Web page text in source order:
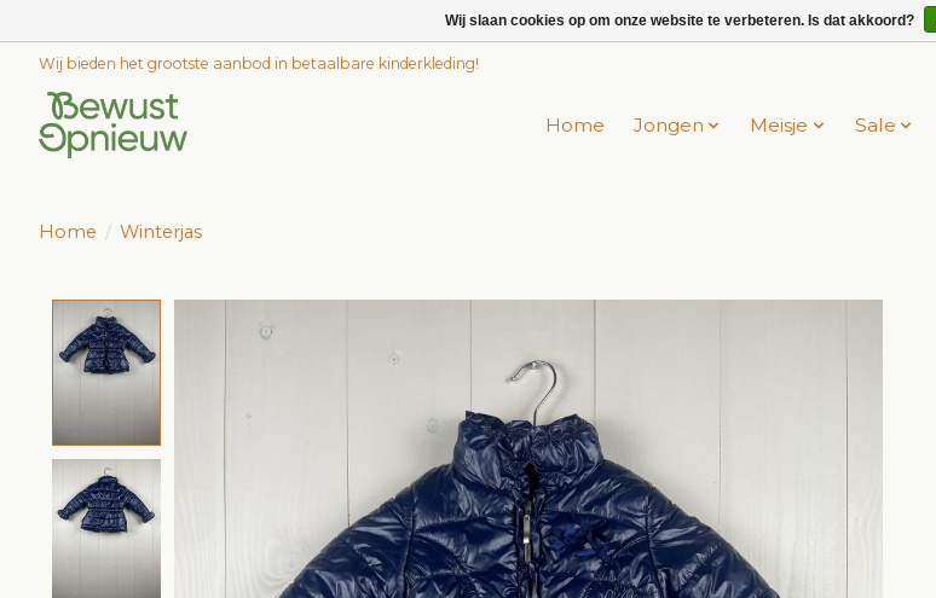
Wij bieden het grootste aanbod in betaalbare kinderkleding!
Home Jongen Meisje Sale
Home / Winterjas
Wij slaan cookies op om onze website te verbeteren. Is dat akkoord?